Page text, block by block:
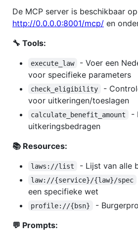
De MCP server is beschikbaar op
http://0.0.0.0:8001/mcp/ en
🔧 Tools:
execute_law
- Voer een
voor specifieke parameters
check_eligibility
-
voor uitkeringen/toeslagen
calculate_benefit_amount
-
uitkeringsbedragen
📚 Resources:
laws://list - Lijst van alle
law://{service}/{law}/spec
een specifieke wet
profile://{bsn}
-
💬 Prompts: